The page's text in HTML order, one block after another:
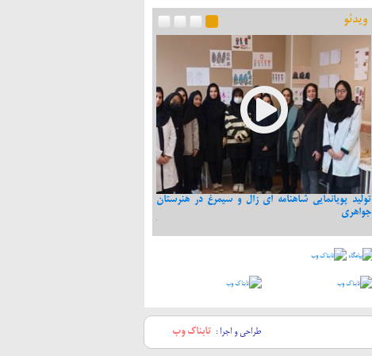
ویدئو
تولید پویانمایی شاهنامه ای زال و سیمرغ در هنرستان
جواهری
طراحی و اجرا : تابناك وب